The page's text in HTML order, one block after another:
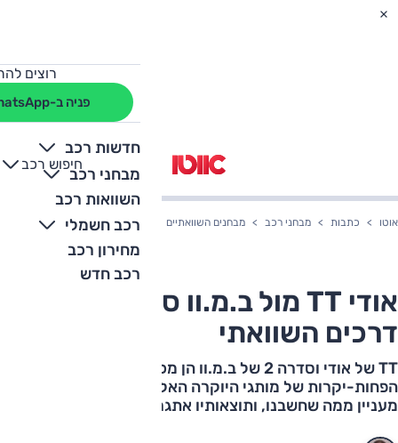
רוצים
פניה ב-WhatsApp
חדשות רכב
מבחני רכב
השוואות רכב
רכב חשמלי
מחירון רכב
רכב חדש
חיפוש רכב
+
-
אוטו כתבות מבחני רכב מבחנים השוואתיים אודי TT מול ב.מ.וו סדרה 2 - מבחן דרכים השוואתי
דרכים השוואתי
TT של אודי וסדרה 2 של ב.מ.וו הן מכוניות הקופה
הפחות-יקרות של מותגי היוקרה האלה. המפגש ביניהן היה
מעניין ממה שחשבנו, ותוצאותיו אתגרו את החכמה המקובלת